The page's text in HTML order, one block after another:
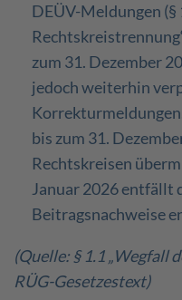
DEÜV-Meldungen (§
zum 31. Dezember
jedoch weiterhin
bis zum 31.
Rechtskreisen
Januar 2026 entfällt
Beitragsnachweise
(Quelle: § 1.1 „Wegfall
RÜG-Gesetzestext)